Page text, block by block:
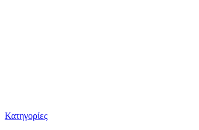
Κατηγορίες